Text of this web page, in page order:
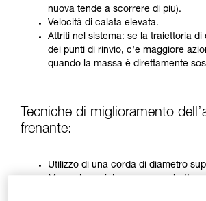
capacità di rifare la manovra, da
sicurezza, prima di riprodurla
Forniamo esempi di tecniche
attività. Ne possono esistere
vengono qui descritte.
nuova tende a scorrere di più).
Velocità di calata elevata.
Attriti nel sistema: se la traiettoria di
dei punti di rinvio, c’è maggiore
quando la massa è direttamente
Tecniche di miglioramento
frenante:
Utilizzo di una corda di diametro